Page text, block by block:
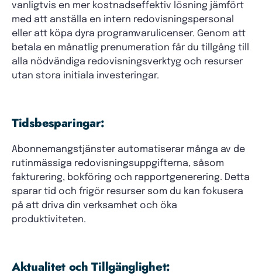
vanligtvis en mer kostnadseffektiv lösning jämfört
med att anställa en intern redovisningspersonal
eller att köpa dyra programvarulicenser. Genom att
betala en månatlig prenumeration får du tillgång till
alla nödvändiga redovisningsverktyg och resurser
utan stora initiala investeringar.
Tidsbesparingar:
Abonnemangstjänster automatiserar många av de
rutinmässiga redovisningsuppgifterna, såsom
fakturering, bokföring och rapportgenerering. Detta
sparar tid och frigör resurser som du kan fokusera
på att driva din verksamhet och öka
produktiviteten.
Aktualitet och Tillgänglighet: